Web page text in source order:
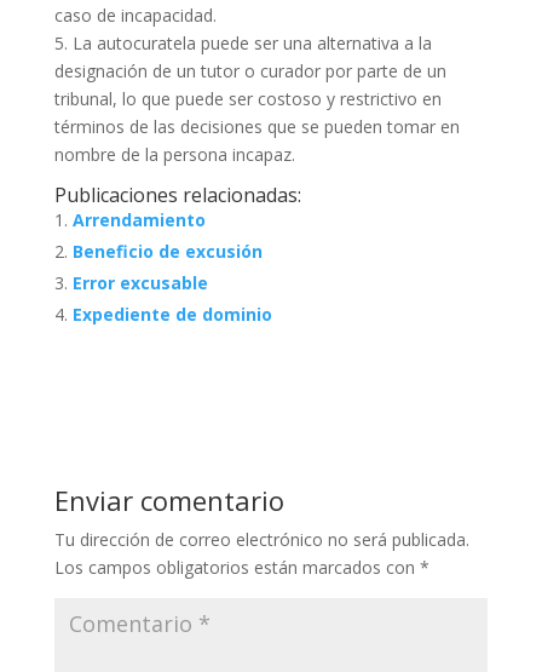
caso de incapacidad.
5. La autocuratela puede ser una alternativa a la
designación de un tutor o curador por parte de un
tribunal, lo que puede ser costoso y restrictivo en
términos de las decisiones que se pueden tomar en
nombre de la persona incapaz.
Publicaciones relacionadas:
Arrendamiento
Beneficio de excusión
Error excusable
Expediente de dominio
Enviar comentario
Tu dirección de correo electrónico no será publicada.
Los campos obligatorios están marcados con *